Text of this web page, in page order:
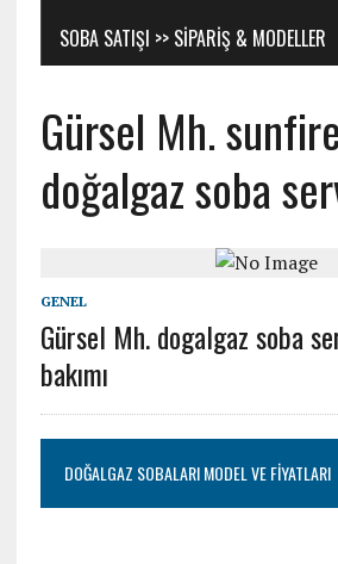
SOBA SATIŞI >> SIPARIŞ & MODELLER
Gürsel Mh. sunfire
doğalgaz soba
GENEL
Gürsel Mh. dogalgaz soba
bakımı
DOĞALGAZ SOBALARI MODEL VE FIYATLARI